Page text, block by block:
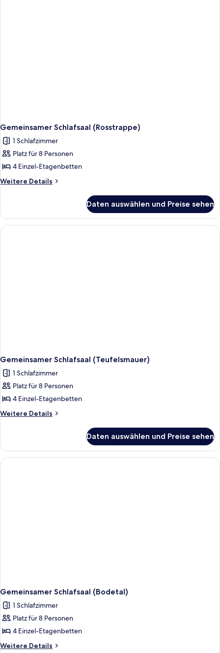
Gemeinsamer Schlafsaal (Rosstrappe)
1 Schlafzimmer
Platz für 8 Personen
4 Einzel-Etagenbetten
Weitere Details
Weitere
Schlafsaal
(Rosstrappe)
Daten auswählen und Preise sehen
Gemeinsamer Schlafsaal (Teufelsmauer)
1 Schlafzimmer
Platz für 8 Personen
4 Einzel-Etagenbetten
Weitere Details
Weitere
Schlafsaal
(Teufelsmauer)
Daten auswählen und Preise sehen
Gemeinsamer Schlafsaal (Bodetal)
1 Schlafzimmer
Platz für 8 Personen
4 Einzel-Etagenbetten
Weitere Details
Weitere